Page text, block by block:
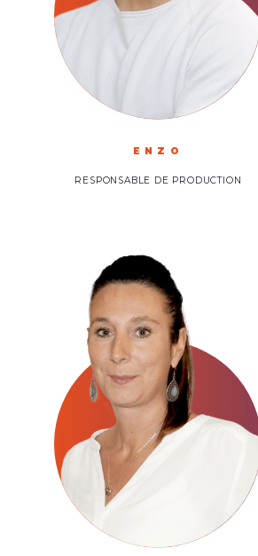
ENZO
RESPONSABLE DE PRODUCTION